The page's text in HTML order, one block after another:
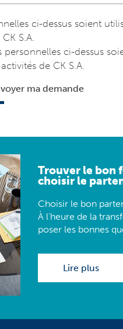
ci-dessus soient
S.A.
ci-dessus
de CK S.A.
ma demande
Trouver le bon
choisir le
Choisir le bon
À l’heure de la
poser les bonnes
Lire plus